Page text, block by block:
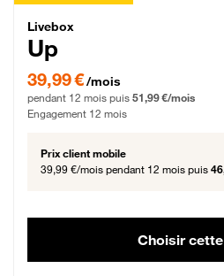
Livebox Up Fibre
Livebox
Up
39,99 € par mois pendant 12 mois puis
39,99 €/mois
pendant 12 mois puis 51,99 €/mois
Engagement 12 mois
Prix client mobile
39,99 €/mois pendant 12 mois puis
Choisir